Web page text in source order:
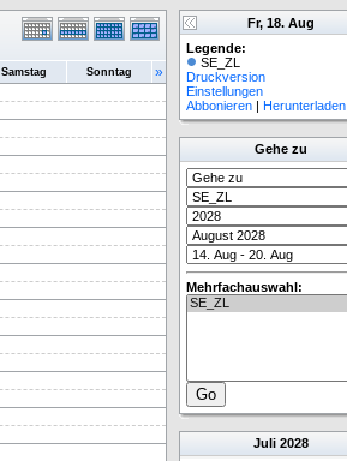
Samstag Sonntag »
Fr, 18. Aug
Legende:
SE_ZL
Druckversion
Einstellungen
Abbonieren | Herunterladen
Gehe zu
Mehrfachauswahl:
Juli 2028